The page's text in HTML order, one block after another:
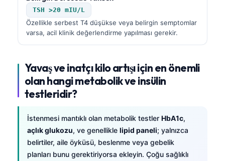
TSH >20 mIU/L
Özellikle serbest T4 düşükse veya belirgin semptomlar
varsa, acil klinik değerlendirme yapılması gerekir.
Yavaş ve inatçı kilo artışı için en önemli
olan hangi metabolik ve insülin
testleridir?
İstenmesi mantıklı olan metabolik testler HbA1c,
açlık glukozu, ve genellikle lipid paneli; yalnızca
belirtiler, aile öyküsü, beslenme veya gebelik
planları bunu gerektiriyorsa ekleyin. Çoğu sağlıklı